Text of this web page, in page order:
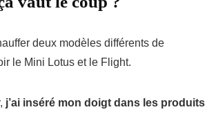
deux modèles différents de
le Mini Lotus et le Flight.
j’ai inséré mon doigt dans les produits